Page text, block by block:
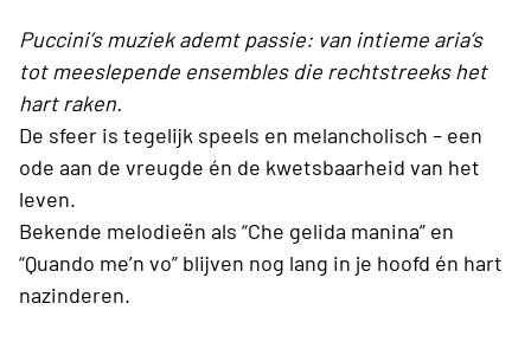
Puccini’s muziek ademt passie: van intieme aria’s
tot meeslepende ensembles die rechtstreeks het
hart raken.
De sfeer is tegelijk speels en melancholisch – een
ode aan de vreugde én de kwetsbaarheid van het
leven.
Bekende melodieën als “Che gelida manina” en
“Quando me’n vo” blijven nog lang in je hoofd én hart
nazinderen.